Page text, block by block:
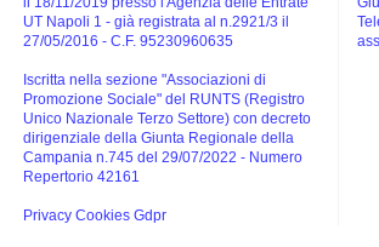
UT Napoli 1 - già registrata al n.2921/3 il
27/05/2016 - C.F. 95230960635
Iscritta nella sezione "Associazioni di
Promozione Sociale" del RUNTS (Registro
Unico Nazionale Terzo Settore) con decreto
dirigenziale della Giunta Regionale della
Campania n.745 del 29/07/2022 - Numero
Repertorio 42161
Privacy Cookies Gdpr